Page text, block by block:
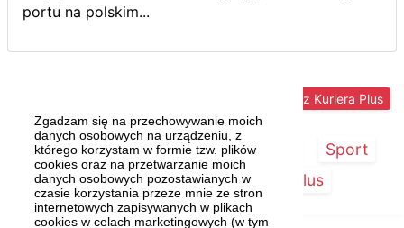
Zgadzam się na przechowywanie moich
danych osobowych na urządzeniu, z
którego korzystam w formie tzw. plików
cookies oraz na przetwarzanie moich
danych osobowych pozostawianych w
czasie korzystania przeze mnie ze stron
internetowych zapisywanych w plikach
cookies w celach marketingowych (w tym
portu na polskim...
Więcej z Kuriera Plus
Strona główna Szczecin/Region
Sport
Kultura
Kurier Plus